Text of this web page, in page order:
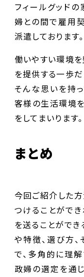
フィールグッド
婦との間で雇用
派遣しております。
働いやすい環境を
を提供する一歩だ
そんな思いを持っ
客様の生活環境
をしてまいります。
まとめ
今回ご紹介した
つけることがで
を送ることができ
や特徴、選び方
で、多角的に理
政婦の選定を通